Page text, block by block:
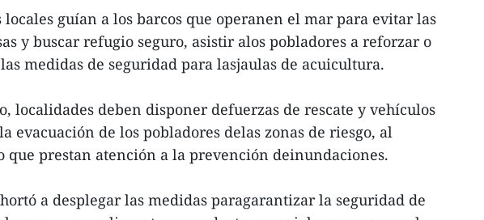
locales guían a los barcos que operanen el mar para evitar las
y buscar refugio seguro, asistir alos pobladores a reforzar o
medidas de seguridad para lasjaulas de acuicultura.
localidades deben disponer defuerzas de rescate y vehículos
evacuación de los pobladores delas zonas de riesgo, al
que prestan atención a la prevención deinundaciones.
a desplegar las medidas paragarantizar la seguridad de